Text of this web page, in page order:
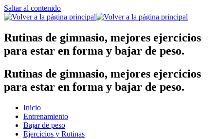
Saltar al contenido
Rutinas de gimnasio, mejores ejercicios
para estar en forma y bajar de peso.
Rutinas de gimnasio, mejores ejercicios
para estar en forma y bajar de peso.
Inicio
Entrenamiento
Bajar de peso
Ejercicios y Rutinas